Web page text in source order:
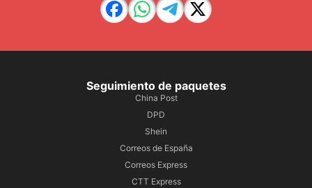
Seguimiento de paquetes
China Post
DPD
Shein
Correos de España
Correos Express
CTT Express